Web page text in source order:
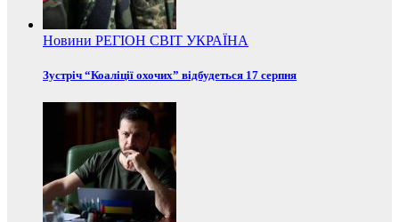
Новини РЕГІОН СВІТ УКРАЇНА
Зустріч “Коаліції охочих” відбудеться 17 серпня